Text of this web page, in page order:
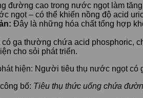
đường cao trong nước ngọt làm
ngọt – có thể khiến nồng độ acid
Đây là những hóa chất tổng hợp
ga thường chứa acid phosphoric,
cho sỏi phát triển.
hiện: Người tiêu thụ nước ngọt
bố: Tiêu thụ thức uống chứa